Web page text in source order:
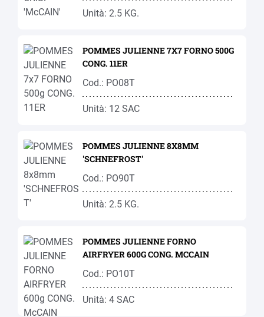
Unità: 2.5 KG.
POMMES JULIENNE 7X7 FORNO 500G
CONG. 11ER
Cod.: PO08T
Unità: 12 SAC
POMMES JULIENNE 8X8MM
'SCHNEFROST'
Cod.: PO90T
Unità: 2.5 KG.
POMMES JULIENNE FORNO
AIRFRYER 600G CONG. MCCAIN
Cod.: PO10T
Unità: 4 SAC